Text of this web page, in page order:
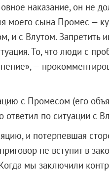
наказание, он не
моего сына Промес —
и с Влутом. Запретить
То, что люди с
—
с Промесом (его
ответил по ситуации с
и потерпевшая
не вступит в
мы заключили